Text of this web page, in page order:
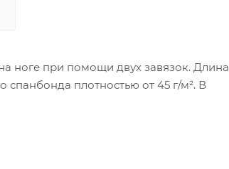
ноге при помощи двух завязок. Длина
плотностью от 45 г/м². В